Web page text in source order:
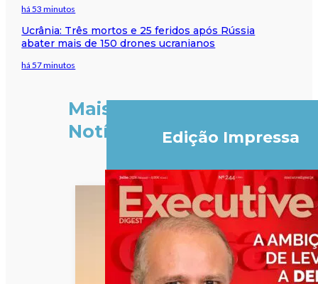
há 53 minutos
Ucrânia: Três mortos e 25 feridos após Rússia
abater mais de 150 drones ucranianos
há 57 minutos
Mais
Notícias
Edição Impressa